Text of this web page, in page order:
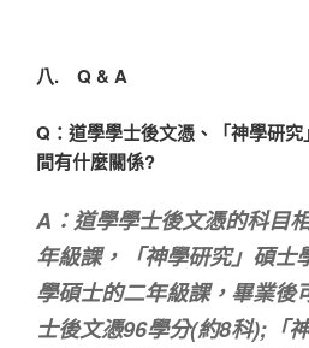
八. Q & A
Q：道學學士後文憑、「神學研
間有什麼關係?
A：道學學士後文憑的科目
年級課，「神學研究」碩士
學碩士的二年級課，畢業後
士後文憑96學分(約8科);「